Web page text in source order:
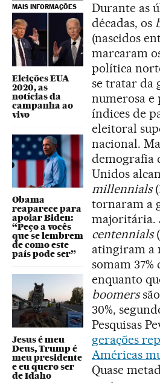
MAIS INFORMAÇÕES
Eleições EUA
2020, as
notícias da
campanha ao
vivo
Obama
reaparece para
apoiar Biden:
“Peço a vocês
que se lembrem
de como este
país pode ser”
Jesus é meu
Deus, Trump é
meu presidente
e eu quero ser
de Idaho
Durante as
décadas, os
(nascidos
marcaram
política
se tratar da
numerosa
índices de
eleitoral
nacional.
demografia
Unidos
millennials
tornaram a
majoritária.
centennials
atingiram a
somam
enquanto
boomers
30%,
Pesquisas
gerações
Américas
Quase